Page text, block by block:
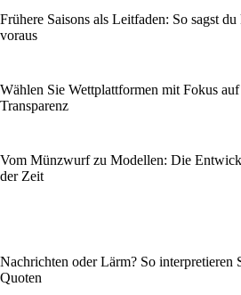
Frühere Saisons als Leitfaden: So sagst
voraus
Wählen Sie Wettplattformen mit Fokus
Transparenz
Vom Münzwurf zu Modellen: Die
der Zeit
Nachrichten oder Lärm? So interpretieren
Quoten